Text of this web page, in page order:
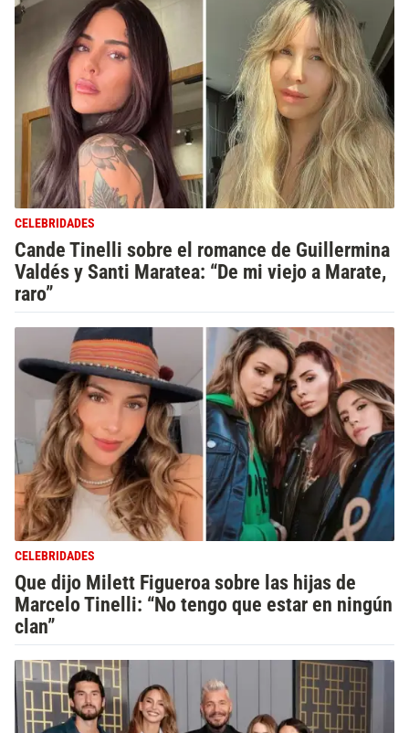
CELEBRIDADES
Cande Tinelli sobre el romance de Guillermina
Valdés y Santi Maratea: “De mi viejo a Marate,
raro”
CELEBRIDADES
Que dijo Milett Figueroa sobre las hijas de
Marcelo Tinelli: “No tengo que estar en ningún
clan”